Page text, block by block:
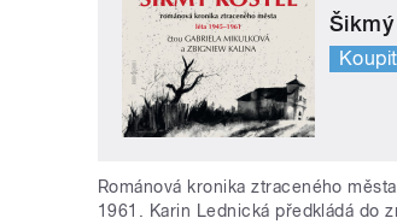
Koupit
Románová kronika ztraceného
1961. Karin Lednická předkládá do